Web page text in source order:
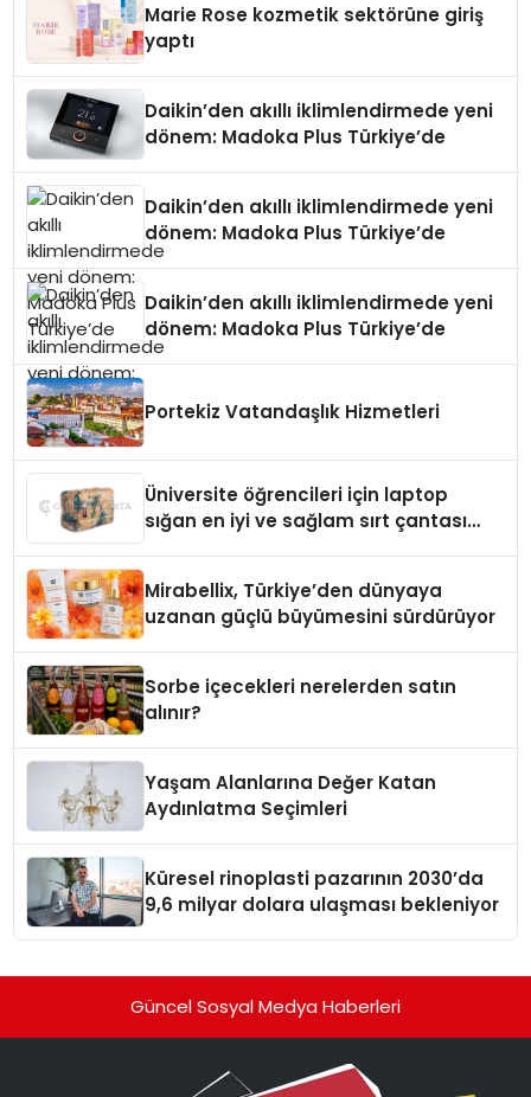
Marie Rose kozmetik sektörüne giriş
yaptı
Daikin’den akıllı iklimlendirmede yeni
dönem: Madoka Plus Türkiye’de
Daikin’den akıllı iklimlendirmede yeni
dönem: Madoka Plus Türkiye’de
Daikin’den akıllı iklimlendirmede yeni
dönem: Madoka Plus Türkiye’de
Portekiz Vatandaşlık Hizmetleri
Üniversite öğrencileri için laptop
sığan en iyi ve sağlam sırt çantası
Mirabellix, Türkiye’den dünyaya
uzanan güçlü büyümesini sürdürüyor
Sorbe içecekleri nerelerden satın
alınır?
Yaşam Alanlarına Değer Katan
Aydınlatma Seçimleri
Küresel rinoplasti pazarının 2030’da
9,6 milyar dolara ulaşması bekleniyor
Güncel Sosyal Medya Haberleri